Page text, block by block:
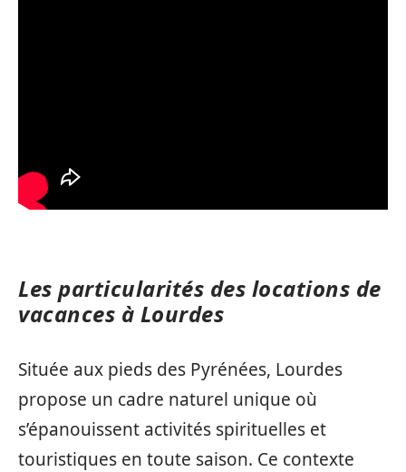
Les particularités des locations de
vacances à Lourdes
Située aux pieds des Pyrénées, Lourdes
propose un cadre naturel unique où
s’épanouissent activités spirituelles et
touristiques en toute saison. Ce contexte